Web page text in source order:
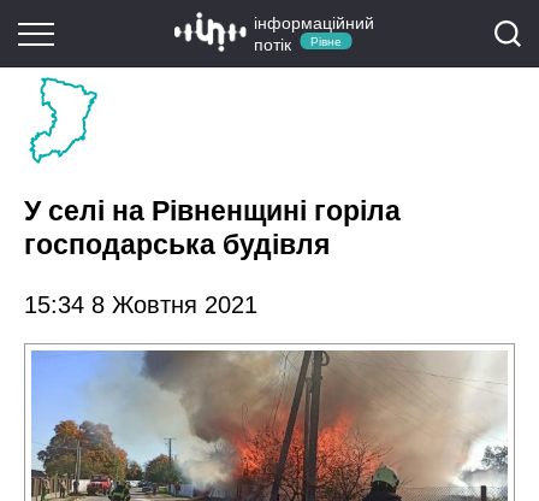
інформаційний
потік
Рівне
У селі на Рівненщині горіла
господарська будівля
15:34 8 Жовтня 2021